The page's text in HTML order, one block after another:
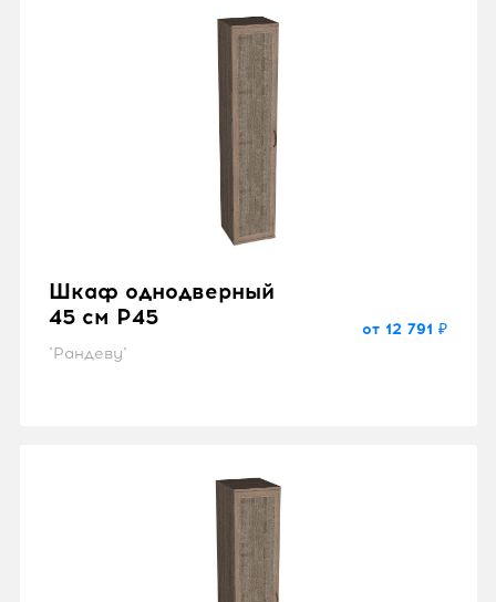
Шкаф однодверный
45 см P45
"Рандеву"
от 12 791 ₽